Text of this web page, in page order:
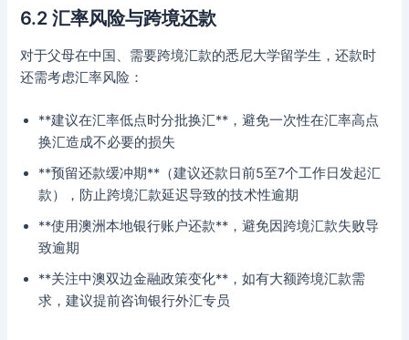
6.2 汇率风险与跨境还款
对于父母在中国、需要跨境汇款的悉尼大学留学生，还款时
还需考虑汇率风险：
**建议在汇率低点时分批换汇**，避免一次性在汇率高点
换汇造成不必要的损失
**预留还款缓冲期**（建议还款日前5至7个工作日发起汇
款），防止跨境汇款延迟导致的技术性逾期
**使用澳洲本地银行账户还款**，避免因跨境汇款失败导
致逾期
**关注中澳双边金融政策变化**，如有大额跨境汇款需
求，建议提前咨询银行外汇专员